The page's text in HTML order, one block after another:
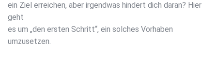
ein Ziel erreichen, aber irgendwas hindert dich daran? Hier
geht
es um „den ersten Schritt“, ein solches Vorhaben
umzusetzen.